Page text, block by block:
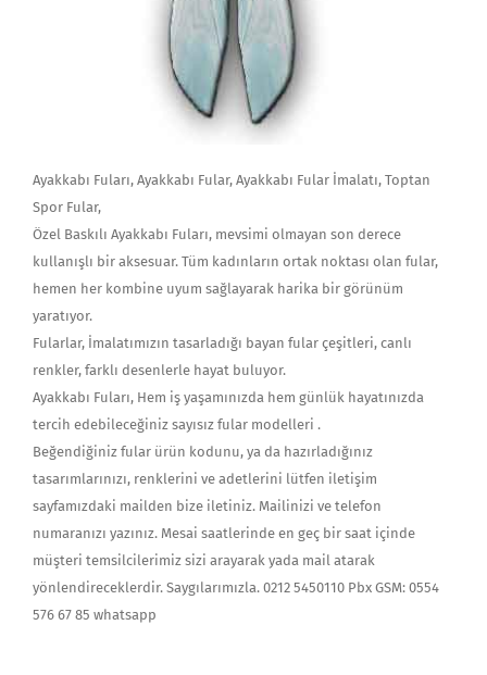
Ayakkabı Fuları, Ayakkabı Fular, Ayakkabı Fular İmalatı, Toptan
Spor Fular,
Özel Baskılı Ayakkabı Fuları, mevsimi olmayan son derece
kullanışlı bir aksesuar. Tüm kadınların ortak noktası olan fular,
hemen her kombine uyum sağlayarak harika bir görünüm
yaratıyor.
Fularlar, İmalatımızın tasarladığı bayan fular çeşitleri, canlı
renkler, farklı desenlerle hayat buluyor.
Ayakkabı Fuları, Hem iş yaşamınızda hem günlük hayatınızda
tercih edebileceğiniz sayısız fular modelleri .
Beğendiğiniz fular ürün kodunu, ya da hazırladığınız
tasarımlarınızı, renklerini ve adetlerini lütfen iletişim
sayfamızdaki mailden bize iletiniz. Mailinizi ve telefon
numaranızı yazınız. Mesai saatlerinde en geç bir saat içinde
müşteri temsilcilerimiz sizi arayarak yada mail atarak
yönlendireceklerdir. Saygılarımızla. 0212 5450110 Pbx GSM: 0554
576 67 85 whatsapp